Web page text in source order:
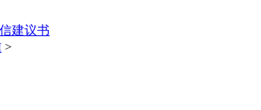
建议书
>